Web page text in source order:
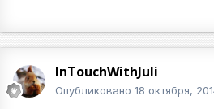
InTouchWithJuli
Опубликовано 18 октября,